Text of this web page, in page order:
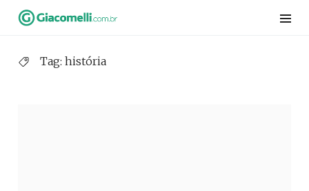
Skip
Tag: história